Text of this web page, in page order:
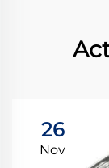
26
Nov